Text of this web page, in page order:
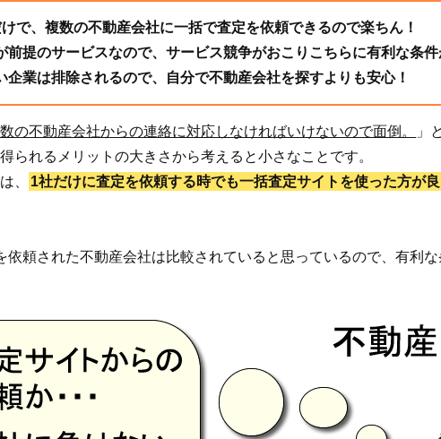
で、複数の不動産会社に一括で査定を依頼できるので楽ちん！
前提のサービスなので、サービス競争がおこりこちらに有利な条
企業は排除されるので、自分で不動産会社を探すよりも安心！
の不動産会社からの連絡に対応しなければいけないので面倒。
」
られるメリットの大きさから考えると小さなことです。
、
1社だけに査定を依頼する時でも一括査定サイトを使った方が
依頼された不動産会社は比較されていると思っているので、有利